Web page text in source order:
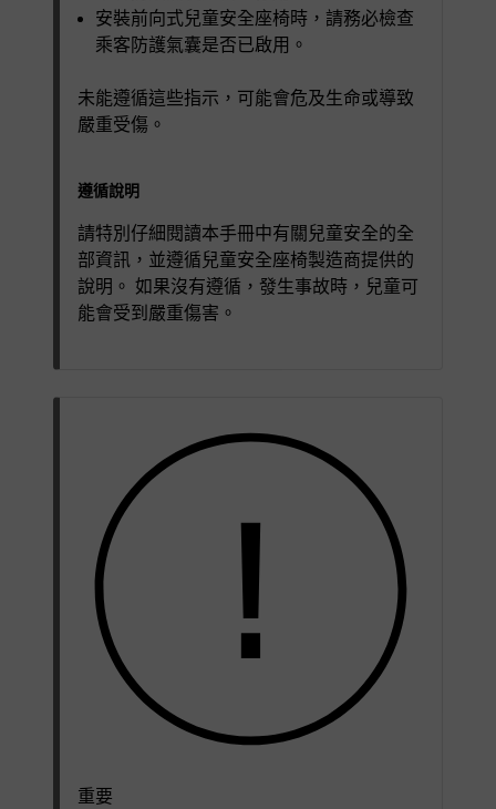
安裝前向式兒童安全座椅時，請務必檢查
乘客防護氣囊是否已啟用。
未能遵循這些指示，可能會危及生命或導致
嚴重受傷。
遵循說明
請特別仔細閱讀本手冊中有關兒童安全的全
部資訊，並遵循兒童安全座椅製造商提供的
說明。 如果沒有遵循，發生事故時，兒童可
能會受到嚴重傷害。
重要